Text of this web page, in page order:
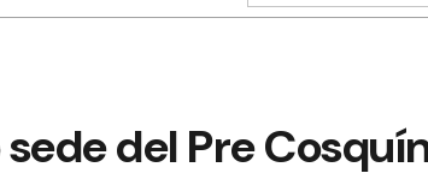
del Pre